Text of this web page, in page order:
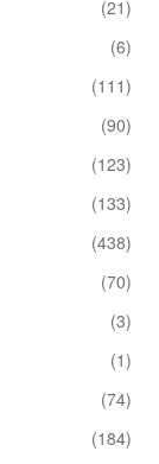
(21)
(6)
(111)
(90)
(123)
(133)
(438)
(70)
(3)
(1)
(74)
(184)